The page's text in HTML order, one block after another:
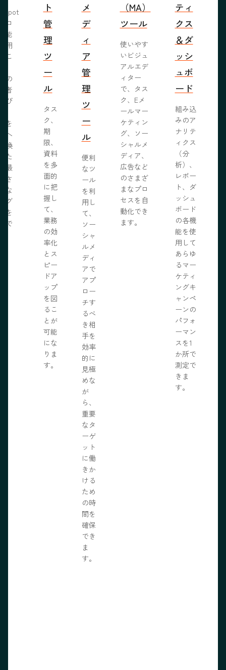
ロ
能
用
こ
の
者
び
を
へ
換
た
最
さ
な
グ
を
で
ト
管
理
ツ
ー
ル
タス
ク、
期
限、
資料
を多
面的
に把
握し
て、
業務
の効
率化
とス
ピー
ドア
ップ
を図
るこ
とが
可能
にな
りま
す。
メ
デ
ィ
ア
管
理
ツ
ー
ル
便利
なツ
ール
を利
用し
て、
ソー
シャ
ルメ
ディ
アで
アプ
ロー
チす
るべ
き相
手を
効率
的に
見極
めな
が
ら、
重要
なタ
ーゲ
ット
に働
きか
ける
ため
の時
間を
確保
でき
ま
す。
（MA）
ツール
使いやす
いビジュ
アルエデ
ィター
で、タス
ク、Eメ
ールマー
ケティン
グ、ソー
シャルメ
ディア、
広告など
のさまざ
まなプロ
セスを自
動化でき
ます。
ティ
クス
＆ダ
ッシ
ュボ
ード
組み込
みのア
ナリテ
ィクス
（分
析）、
レポー
ト、ダ
ッシュ
ボード
の各機
能を使
用して
あらゆ
るマー
ケティ
ングキ
ャンペ
ーンの
パフォ
ーマン
スを1
か所で
測定で
きま
す。